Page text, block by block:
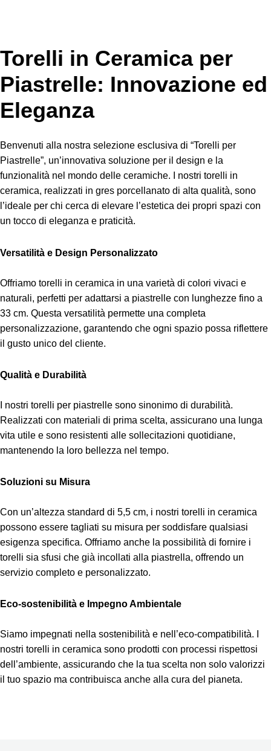
Torelli in Ceramica per
Piastrelle: Innovazione ed
Eleganza
Benvenuti alla nostra selezione esclusiva di “Torelli per
Piastrelle”, un’innovativa soluzione per il design e la
funzionalità nel mondo delle ceramiche. I nostri torelli in
ceramica, realizzati in gres porcellanato di alta qualità, sono
l’ideale per chi cerca di elevare l’estetica dei propri spazi con
un tocco di eleganza e praticità.
Versatilità e Design Personalizzato
Offriamo torelli in ceramica in una varietà di colori vivaci e
naturali, perfetti per adattarsi a piastrelle con lunghezze fino a
33 cm. Questa versatilità permette una completa
personalizzazione, garantendo che ogni spazio possa riflettere
il gusto unico del cliente.
Qualità e Durabilità
I nostri torelli per piastrelle sono sinonimo di durabilità.
Realizzati con materiali di prima scelta, assicurano una lunga
vita utile e sono resistenti alle sollecitazioni quotidiane,
mantenendo la loro bellezza nel tempo.
Soluzioni su Misura
Con un’altezza standard di 5,5 cm, i nostri torelli in ceramica
possono essere tagliati su misura per soddisfare qualsiasi
esigenza specifica. Offriamo anche la possibilità di fornire i
torelli sia sfusi che già incollati alla piastrella, offrendo un
servizio completo e personalizzato.
Eco-sostenibilità e Impegno Ambientale
Siamo impegnati nella sostenibilità e nell’eco-compatibilità. I
nostri torelli in ceramica sono prodotti con processi rispettosi
dell’ambiente, assicurando che la tua scelta non solo valorizzi
il tuo spazio ma contribuisca anche alla cura del pianeta.